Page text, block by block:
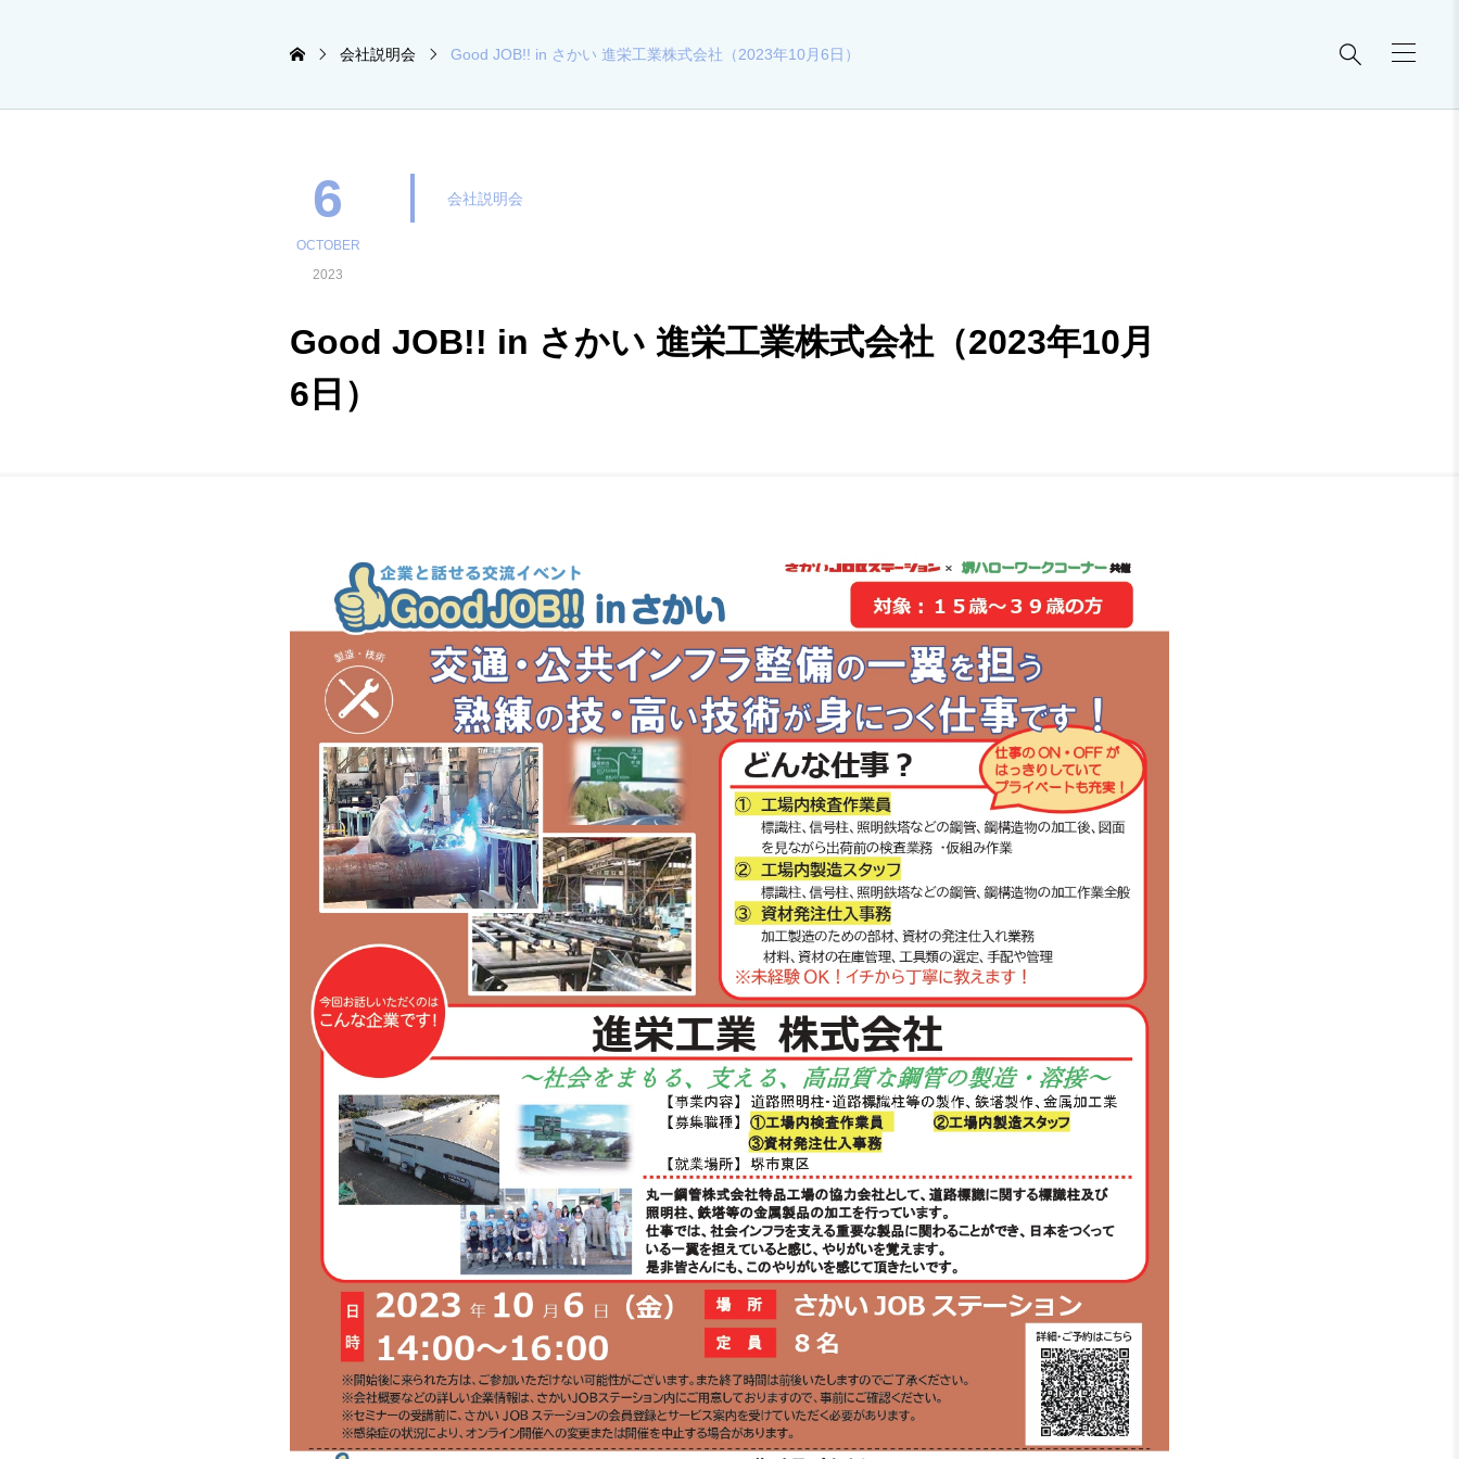

会社説明会 Good JOB!! in さかい 進栄工業株式会社（2023年10月6日）
6
OCTOBER
2023
会社説明会
Good JOB!! in さかい 進栄工業株式会社（2023年10月
6日）